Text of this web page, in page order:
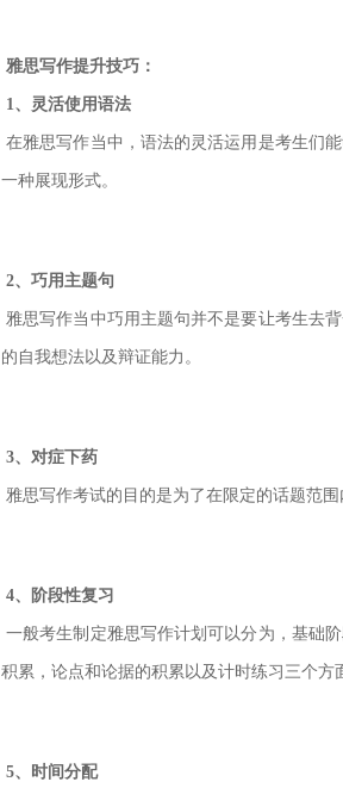
雅思写作提升技巧：
1、灵活使用语法
在雅思写作当中，语法的灵活运用是考生们
一种展现形式。
2、巧用主题句
雅思写作当中巧用主题句并不是要让考生去
的自我想法以及辩证能力。
3、对症下药
雅思写作考试的目的是为了在限定的话题范
4、阶段性复习
一般考生制定雅思写作计划可以分为，基础
积累，论点和论据的积累以及计时练习 三个方
5、时间分配